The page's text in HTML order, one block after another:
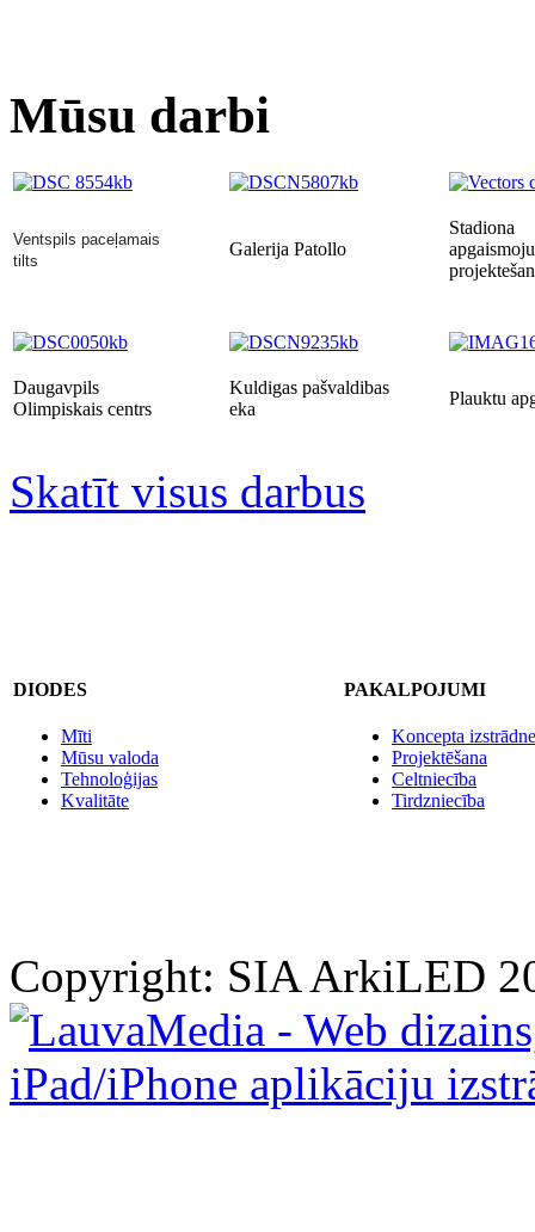
Mūsu darbi
Ventspils paceļamais
tilts
Galerija Patollo
Stadiona
Daugavpils
Olimpiskais centrs
Kuldigas pašvaldibas
eka
Plauktu
Skatīt visus darbus
DIODES
Mīti
Mūsu valoda
Tehnoloģijas
Kvalitāte
PAKALPOJUMI
Koncepta izstrādne
Projektēšana
Celtniecība
Tirdzniecība
Copyright: SIA ArkiLED